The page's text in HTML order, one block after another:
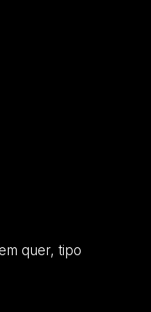
quer, tipo